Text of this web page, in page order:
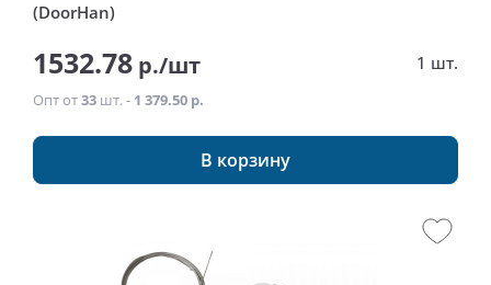
(DoorHan)
1532.78 р./шт 1 шт.
Опт от33 шт. - 1 379.50 р.
В корзину